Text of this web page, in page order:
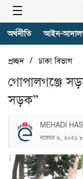
অর্থনীতি আইন-
প্রচ্ছদ/ঢাকা বিভাগ
গোপালগঞ্জে
সড়ক”
MEHADI
নভেম্বর ৬, ২০২১